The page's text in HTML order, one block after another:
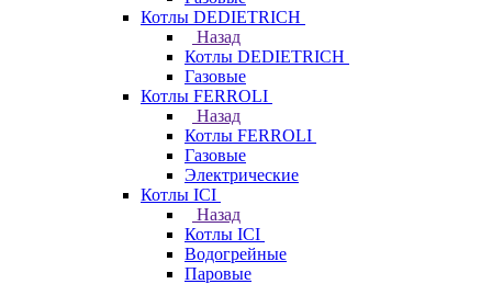
Котлы DEDIETRICH
Назад
Котлы DEDIETRICH
Газовые
Котлы FERROLI
Назад
Котлы FERROLI
Газовые
Электрические
Котлы ICI
Назад
Котлы ICI
Водогрейные
Паровые